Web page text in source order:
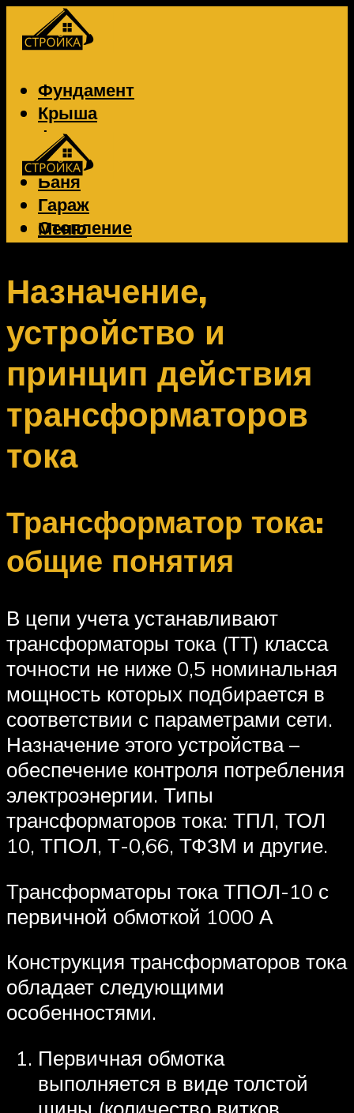
Фундамент
Крыша
Фасад
Забор
Баня
Гараж
Отопление
Вентиляция
Меню
Меню
Назначение,
устройство и
принцип действия
трансформаторов
тока
Трансформатор тока:
общие понятия
В цепи учета устанавливают
трансформаторы тока (ТТ) класса
точности не ниже 0,5 номинальная
мощность которых подбирается в
соответствии с параметрами сети.
Назначение этого устройства –
обеспечение контроля потребления
электроэнергии. Типы
трансформаторов тока: ТПЛ, ТОЛ
10, ТПОЛ, Т-0,66, ТФЗМ и другие.
Трансформаторы тока ТПОЛ-10 с
первичной обмоткой 1000 А
Конструкция трансформаторов тока
обладает следующими
особенностями.
Первичная обмотка
выполняется в виде толстой